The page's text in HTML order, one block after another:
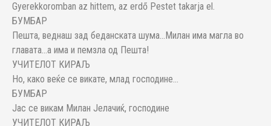
Gyerekkoromban az hittem, az erdő Pestet takarja el.
БУМБАР
Пешта, веднаш зад беданската шума…Милан има магла во
главата…а има и пемзла од Пешта!
УЧИТЕЛОТ КИРАЉ
Но, како веќе се викате, млад господине…
БУМБАР
Јас се викам Милан Јелачиќ, господине
УЧИТЕЛОТ КИРАЉ